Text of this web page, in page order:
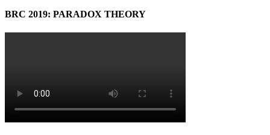
BRC 2019: PARADOX THEORY